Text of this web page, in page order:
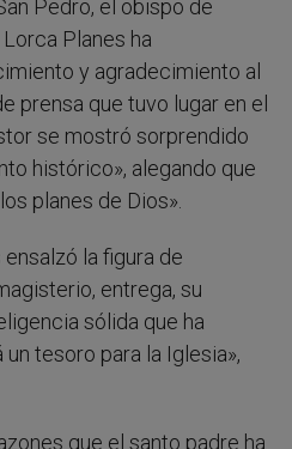
Pedro, el obispo de
Planes ha
y agradecimiento al
prensa que tuvo lugar en el
se mostró sorprendido
histórico», alegando que
planes de Dios».
la figura de
entrega, su
sólida que ha
un tesoro para la Iglesia»,
que el santo padre ha